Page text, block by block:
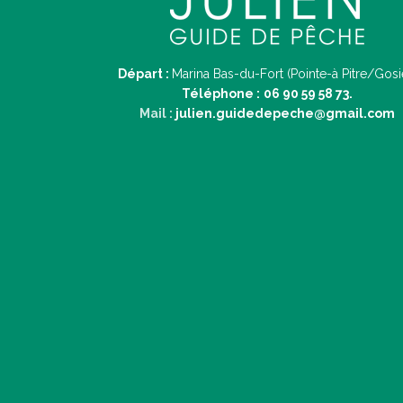
Départ : Marina Bas-du-Fort (Pointe-à Pitre/
Téléphone : 06 90 59 58 73.
Mail : julien.guidedepeche@gmail.com